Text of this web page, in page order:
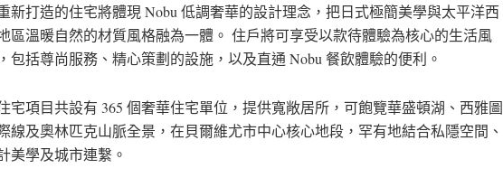
新打造的住宅將體現 Nobu 低調奢華的設計理念，把日式極簡美學與太平洋西
區溫暖自然的材質風格融為一體。 住戶將可享受以款待體驗為核心的生活風
包括尊尚服務、精心策劃的設施，以及直通 Nobu 餐飲體驗的便利。
宅項目共設有 365 個奢華住宅單位，提供寬敞居所，可飽覽華盛頓湖、西雅圖
線及奧林匹克山脈全景，在貝爾維尤市中心核心地段，罕有地結合私隱空間、
美學及城市連繫。